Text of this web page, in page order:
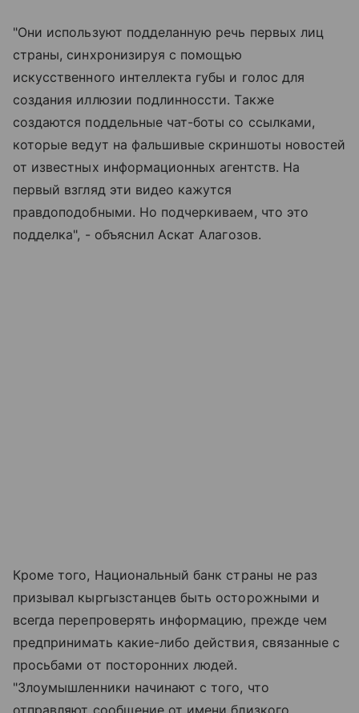
"Они используют подделанную речь первых лиц
страны, синхронизируя с помощью
искусственного интеллекта губы и голос для
создания иллюзии подлинноссти. Также
создаются поддельные чат-боты со ссылками,
которые ведут на фальшивые скриншоты новостей
от известных информационных агентств. На
первый взгляд эти видео кажутся
правдоподобными. Но подчеркиваем, что это
подделка", - объяснил Аскат Алагозов.
Кроме того, Национальный банк страны не раз
призывал кыргызстанцев быть осторожными и
всегда перепроверять информацию, прежде чем
предпринимать какие-либо действия, связанные с
просьбами от посторонних людей.
"Злоумышленники начинают с того, что